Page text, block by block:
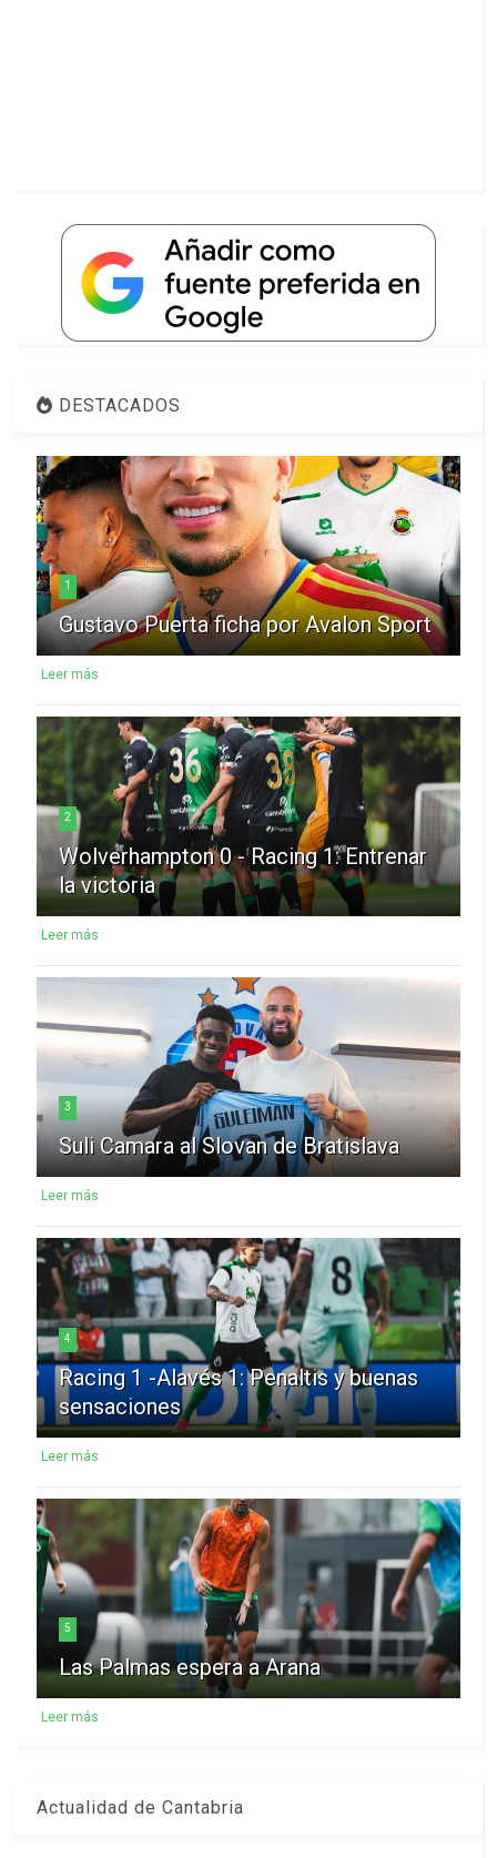
DESTACADOS
1
Gustavo Puerta ficha por Avalon Sport
Leer más
2
Wolverhampton 0 - Racing 1: Entrenar
la victoria
Leer más
3
Suli Camara al Slovan de Bratislava
Leer más
4
Racing 1 -Alavés 1: Penaltis y buenas
sensaciones
Leer más
5
Las Palmas espera a Arana
Leer más
Actualidad de Cantabria